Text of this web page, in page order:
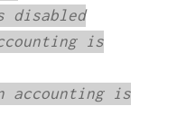
disabled
is
accounting is